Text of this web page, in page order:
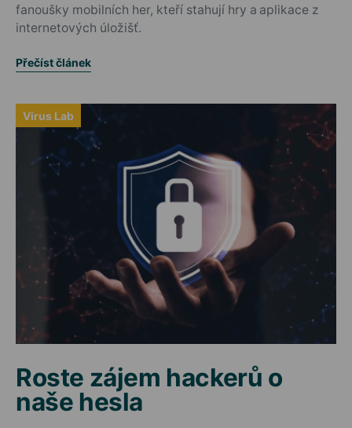
fanoušky mobilních her, kteří stahují hry a aplikace z
internetových úložišť.
Přečíst článek
Virus Lab
Roste zájem hackerů o
naše hesla